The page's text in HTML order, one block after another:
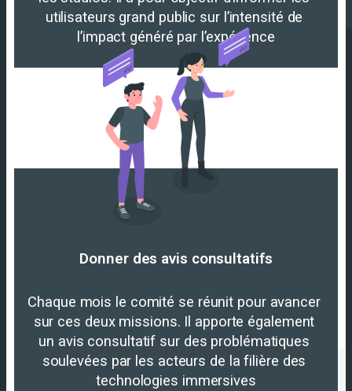
utilisateurs grand public sur l’intensité de
l’impact généré par l’expérience
Donner des avis consultatifs
Chaque mois le comité se réunit pour avancer
sur ces deux missions. Il apporte également
un avis consultatif sur des problématiques
soulevées par les acteurs de la filière des
technologies immersives